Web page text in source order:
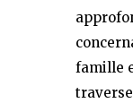
famille